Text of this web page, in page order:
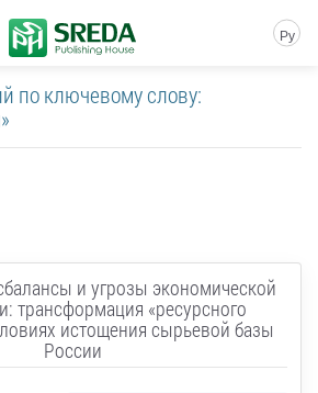
Ру
по ключевому слову:
и угрозы экономической
трансформация «ресурсного
истощения сырьевой базы
России